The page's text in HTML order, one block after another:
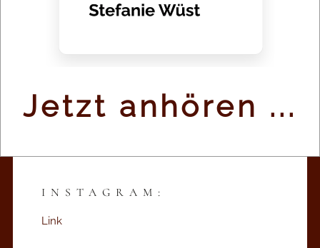
Romanisches Cafe - Berlin
FACEBOOK:
INSTAGRAM:
Link
Jetzt anhören ...